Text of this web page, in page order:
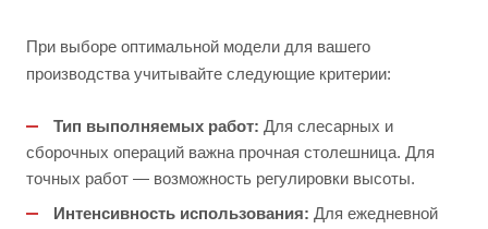
При выборе оптимальной модели для вашего
производства учитывайте следующие критерии:
Тип выполняемых работ: Для слесарных и
сборочных операций важна прочная столешница. Для
точных работ — возможность регулировки высоты.
Интенсивность использования: Для ежедневной